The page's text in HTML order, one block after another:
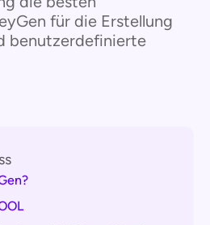
für die Erstellung
benutzerdefinierte